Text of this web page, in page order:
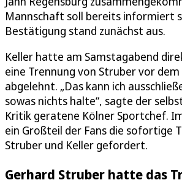
Mannschaft soll bereits informiert
Bestätigung stand zunächst aus.
Keller hatte am Samstagabend
eine Trennung von Struber vor
abgelehnt. „Das kann ich
sowas nichts halte“, sagte der
Kritik geratene Kölner Sportchef.
ein Großteil der Fans die sofortige
Struber und Keller gefordert.
Gerhard Struber hatte das